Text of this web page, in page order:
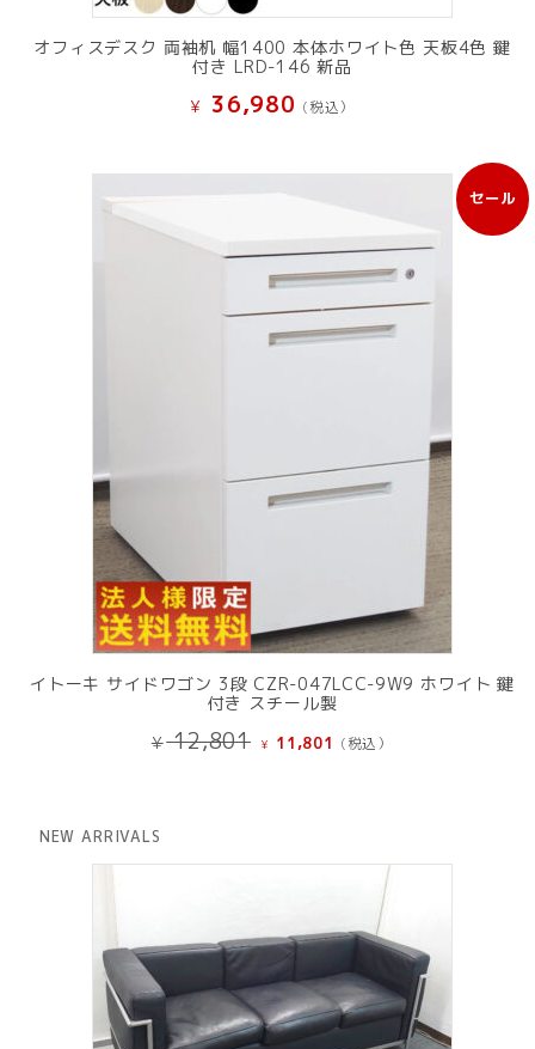
オフィスデスク 両袖机 幅1400 本体ホワイト色 天板4色 鍵
付き LRD-146 新品
¥ 36,980 (税込）
セール
販
売
イトーキ サイドワゴン 3段 CZR-047LCC-9W9 ホワイト 鍵
付き スチール製
¥12,801 元
¥ 11,801 現
¥ 11,801
す。
(税込）
NEW ARRIVALS